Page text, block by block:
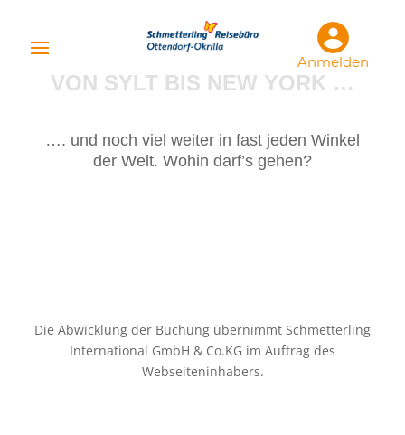
Anmelden
VON SYLT BIS NEW YORK …
…. und noch viel weiter in fast jeden Winkel
der Welt. Wohin darf’s gehen?
Die Abwicklung der Buchung übernimmt Schmetterling
International GmbH & Co.KG im Auftrag des
Webseiteninhabers.